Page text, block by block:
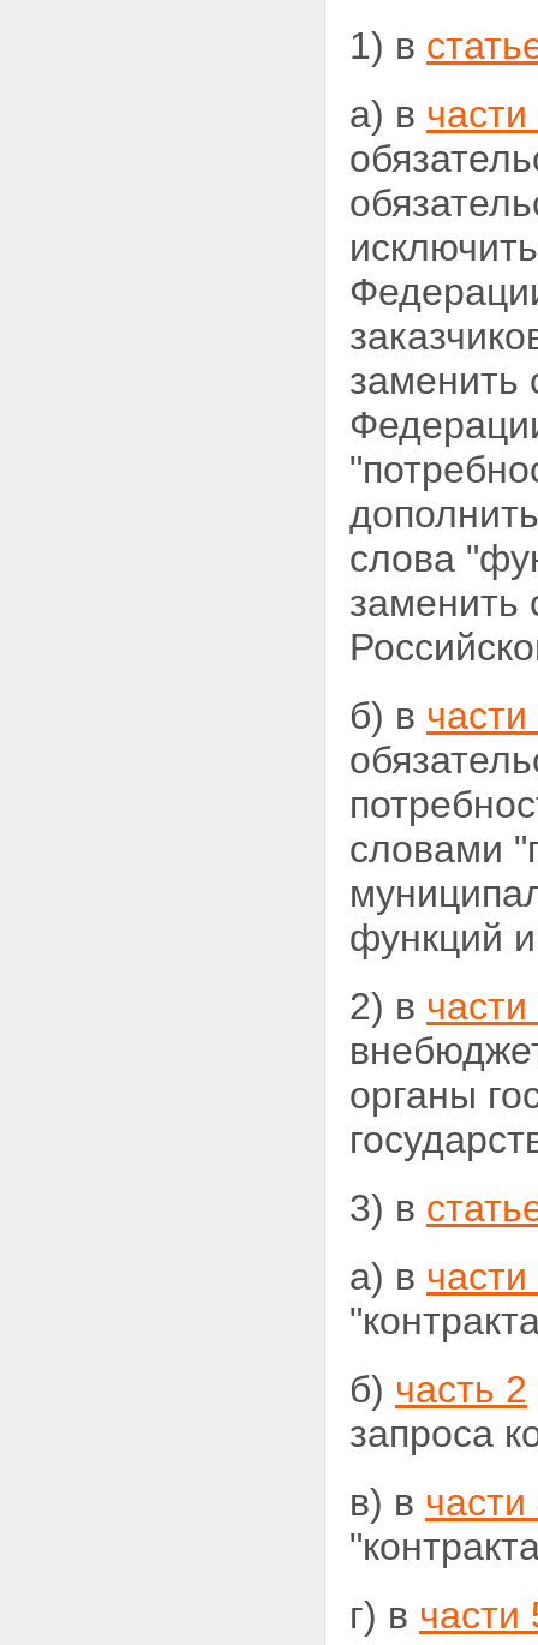
1) в
а) в части
заменить
слова
заменить
б) в части
словами
функций
2) в части
органы
3) в
а) в части
б) часть 2
запроса
в) в части
г) в части